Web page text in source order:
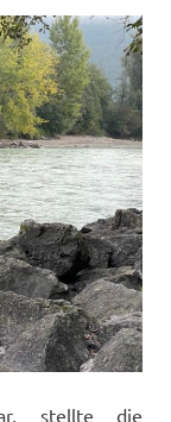
stellte die